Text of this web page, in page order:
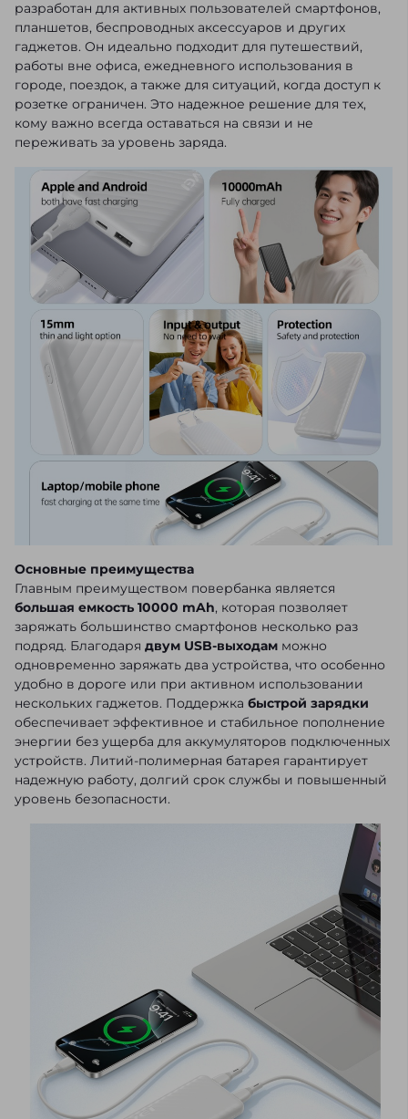
разработан для активных пользователей смартфонов,
планшетов, беспроводных аксессуаров и других
гаджетов. Он идеально подходит для путешествий,
работы вне офиса, ежедневного использования в
городе, поездок, а также для ситуаций, когда доступ к
розетке ограничен. Это надежное решение для тех,
кому важно всегда оставаться на связи и не
переживать за уровень заряда.
Основные преимущества
Главным преимуществом повербанка является
большая емкость 10000 mAh, которая позволяет
заряжать большинство смартфонов несколько раз
подряд. Благодаря двум USB-выходам можно
одновременно заряжать два устройства, что особенно
удобно в дороге или при активном использовании
нескольких гаджетов. Поддержка быстрой зарядки
обеспечивает эффективное и стабильное пополнение
энергии без ущерба для аккумуляторов подключенных
устройств. Литий-полимерная батарея гарантирует
надежную работу, долгий срок службы и повышенный
уровень безопасности.